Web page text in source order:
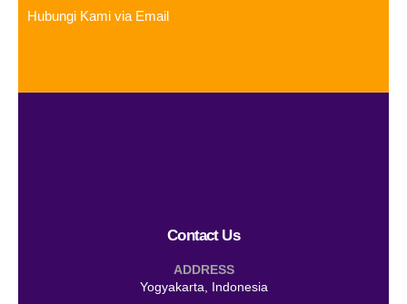
Hubungi Kami via Email
Contact Us
ADDRESS
Yogyakarta, Indonesia